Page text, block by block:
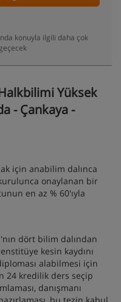
konuyla ilgili daha çok
Yüksek
- Çankaya -
için anabilim dalınca
onaylanan bir
en az % 60'ıyla
dört bilim dalından
kesin kaydını
alabilmesi için
24 kredilik ders seçip
danışmanı